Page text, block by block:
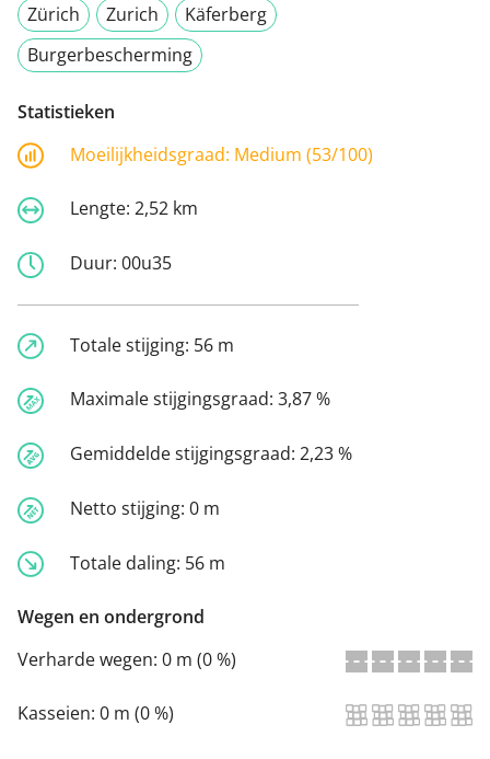
Zürich
Zurich
Käferberg
Burgerbescherming
Statistieken
Moeilijkheidsgraad: Medium (53/100)
Lengte: 2,52 km
Duur: 00u35
Totale stijging: 56 m
Maximale stijgingsgraad: 3,87 %
Gemiddelde stijgingsgraad: 2,23 %
Netto stijging: 0 m
Totale daling: 56 m
Wegen en ondergrond
Verharde wegen: 0 m (0 %)
Kasseien: 0 m (0 %)